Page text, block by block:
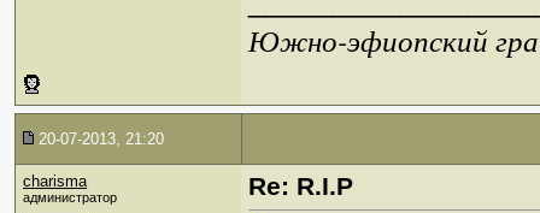
Южно-эфиопский
20-07-2013, 21:20
charisma
администратор Re: R.I.P